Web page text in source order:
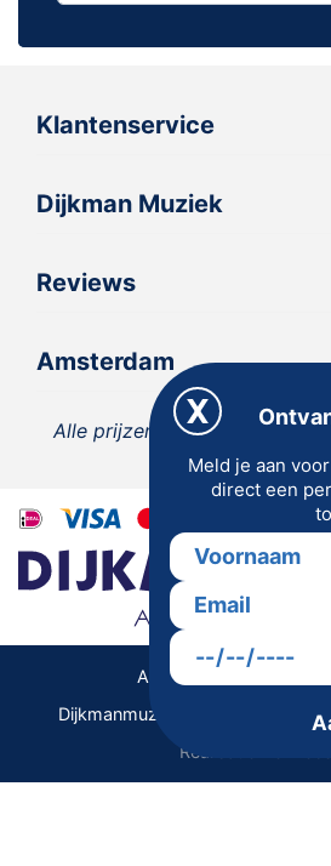
Klantenservice
Dijkman Muziek
Reviews
Amsterdam
Alle prijzen zijn inclusief 21%
vermeld.
Dijkmanmuziek 2026 © | Alle
Realisatie De
Algemene Voorwaarden
Meld je aan
direct een